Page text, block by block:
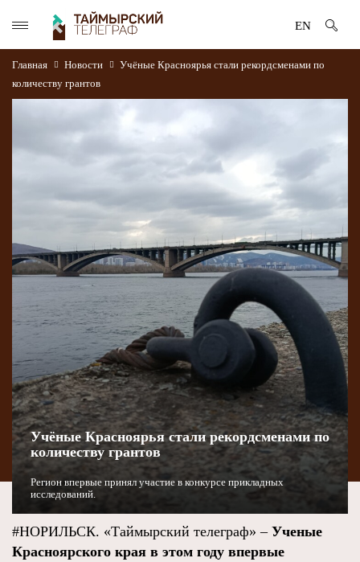
EN
Главная Новости
Учёные Красноярья стали рекордсменами по
количеству грантов
Учёные Красноярья стали рекордсменами по
количеству грантов
Регион впервые принял участие в конкурсе прикладных
исследований.
#НОРИЛЬСК. «Таймырский телеграф» – Ученые
Красноярского края в этом году впервые